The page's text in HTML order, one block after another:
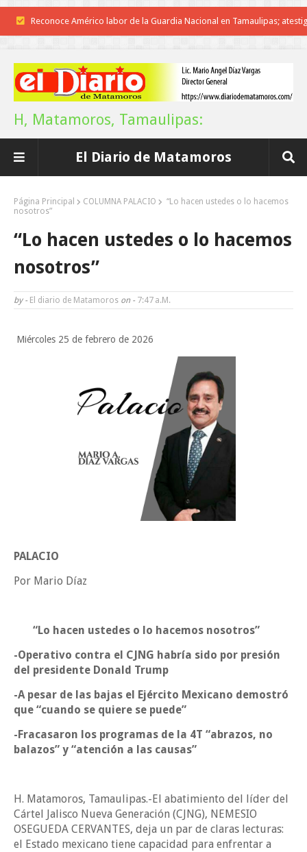
Reconoce Américo labor de la Guardia Nacional en Tamaulipas;
Brindará Familia UAT un moderno espacio con sentido humano en
A Tamaulipas…le llueve sobre mojado
Instala Sector Salud Comité Estatal de Calidad en Salud para
Tam”
Martes en Tu Colonia Renovado acerca servicios y atención directa a
familias de Matamoros
La ONU publica Segundo Informe Subnacional de Tamaulipas
Disney reconoce a nivel mundial talento de estudiante de la UAT
Ayuntamiento entrega apoyos del programa "Ruta Segura,
la Educación"
H, Matamoros, Tamaulipas:
El Diario de Matamoros
Página Principal COLUMNA PALACIO
“Lo hacen ustedes o lo hacemos
nosotros”
“Lo hacen ustedes o lo hacemos
nosotros”
by - El diario de Matamoros on - 7:47 A.m.
Miércoles 25 de febrero de 2026
PALACIO
Por Mario Díaz
“Lo hacen ustedes o lo hacemos nosotros”
-Operativo contra el CJNG habría sido por presión
del presidente Donald Trump
-A pesar de las bajas el Ejército Mexicano demostró
que “cuando se quiere se puede”
-Fracasaron los programas de la 4T “abrazos, no
balazos” y “atención a las causas”
H. Matamoros, Tamaulipas.-El abatimiento del líder del
Cártel Jalisco Nueva Generación (CJNG), NEMESIO
OSEGUEDA CERVANTES, deja un par de claras lecturas:
el Estado mexicano tiene capacidad para enfrentar a